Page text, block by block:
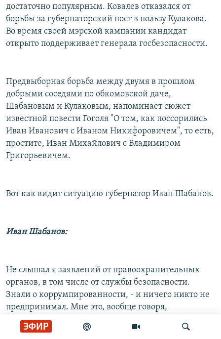
ЭФИР
достаточно популярным. Ковалев отказался от
борьбы за губернаторский пост в пользу Кулакова.
Во время своей мэрской кампании кандидат
открыто поддерживает генерала госбезопасности.
Предвыборная борьба между двумя в прошлом
добрыми соседями по обкомовской даче,
Шабановым и Кулаковым, напоминает сюжет
известной повести Гоголя "О том, как поссорились
Иван Иванович с Иваном Никифоровичем", то есть,
простите, Иван Михайлович с Владимиром
Григорьевичем.
Вот как видит ситуацию губернатор Иван Шабанов.
Иван Шабанов:
Не слышал я заявлений от правоохранительных
органов, в том числе от службы безопасности.
Знали о коррумпированности, - и ничего никто не
предпринимал. Мне это, вообще говоря,
удивительно. Я это рассматриваю как мелкий
шантаж, который не достоин наших